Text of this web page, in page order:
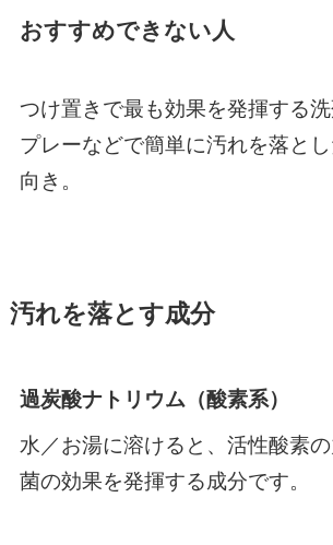
おすすめできない人
つけ置きで最も効果を発揮する
プレーなどで簡単に汚れを落と
向き。
汚れを落とす成分
過炭酸ナトリウム（酸素系）
水／お湯に溶けると、活性酸素
菌の効果を発揮する成分です。